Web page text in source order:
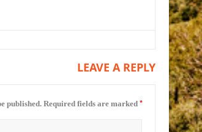
LEAVE A REPLY
published. Required fields are marked *